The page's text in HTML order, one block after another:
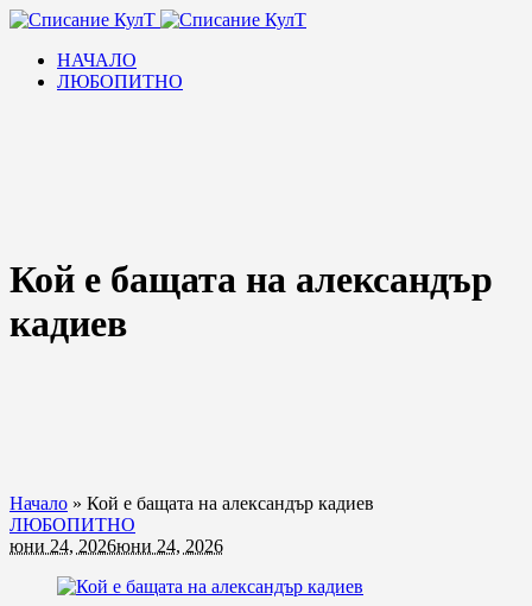
НАЧАЛО
ЛЮБОПИТНО
Кой е бащата на александър
кадиев
Начало » Кой е бащата на александър кадиев
ЛЮБОПИТНО
юни 24, 2026юни 24, 2026